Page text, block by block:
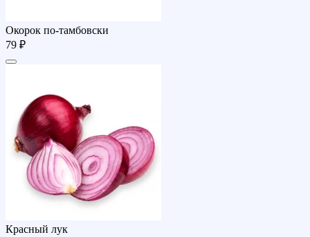
Окорок по-тамбовски
79 ₽
Красный лук